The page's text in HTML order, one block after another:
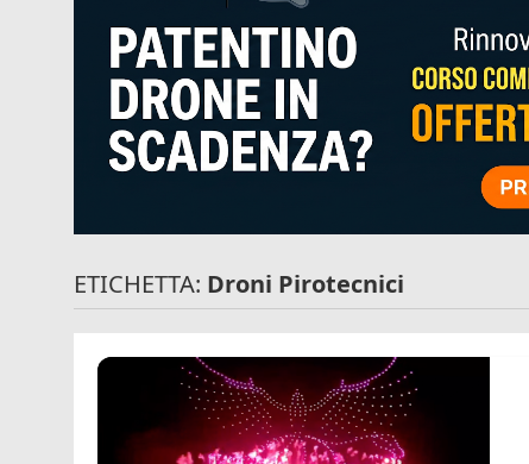
ETICHETTA: Droni Pirotecnici